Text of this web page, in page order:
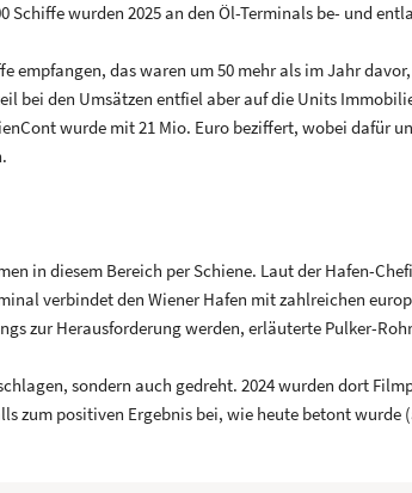
Schiffe wurden 2025 an den Öl-Terminals be- und
empfangen, das waren um 50 mehr als im Jahr
bei den Umsätzen entfiel aber auf die Units
wurde mit 21 Mio. Euro beziffert, wobei dafür
in diesem Bereich per Schiene. Laut der Hafen-
verbindet den Wiener Hafen mit zahlreichen
zur Herausforderung werden, erläuterte Pulker-
sondern auch gedreht. 2024 wurden dort
zum positiven Ergebnis bei, wie heute betont wurde